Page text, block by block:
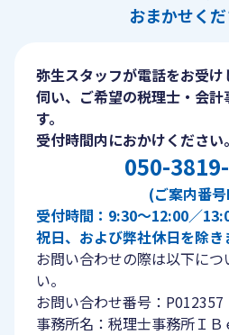
おまかせくだ
弥生スタッフが電話をお受
伺い、ご希望の税理士・会
す。
受付時間内におかけください。
050-
(ご案内番
受付時間：9:30〜12:00／
祝日、および弊社休日を除き
お問い合わせの際は以下につ
い。
お問い合わせ番号：P012357
事務所名：税理士事務所ＩＢ